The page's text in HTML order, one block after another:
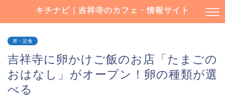
キチナビ｜吉祥寺のカフェ・情報サイト
丼・定食
吉祥寺に卵かけご飯のお店「たまごの
おはなし」がオープン！卵の種類が選
べる